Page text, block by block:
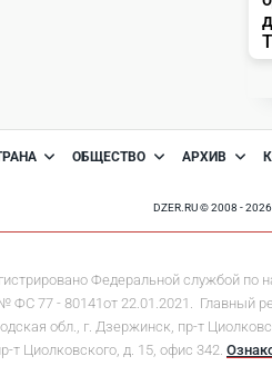
ОБЩЕСТВО АРХИВ
DZER.RU © 2008 -
Федеральной службой по
77 - 80141от 22.01.2021. Главный
обл., г. Дзержинск, пр-т
т Циолковского, д. 15, офис 342.